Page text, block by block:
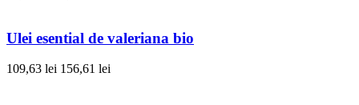
Ulei esential de valeriana bio
109,63 lei 156,61 lei